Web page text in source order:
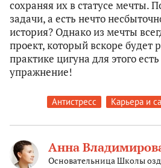
сохраняя их в статусе мечты.
задачи, а есть нечто
история? Однако из мечты
проект, который вскоре будет
практике цигуна для этого
упражнение!
Антистресс Карьера и
Анна
Основательница Школы